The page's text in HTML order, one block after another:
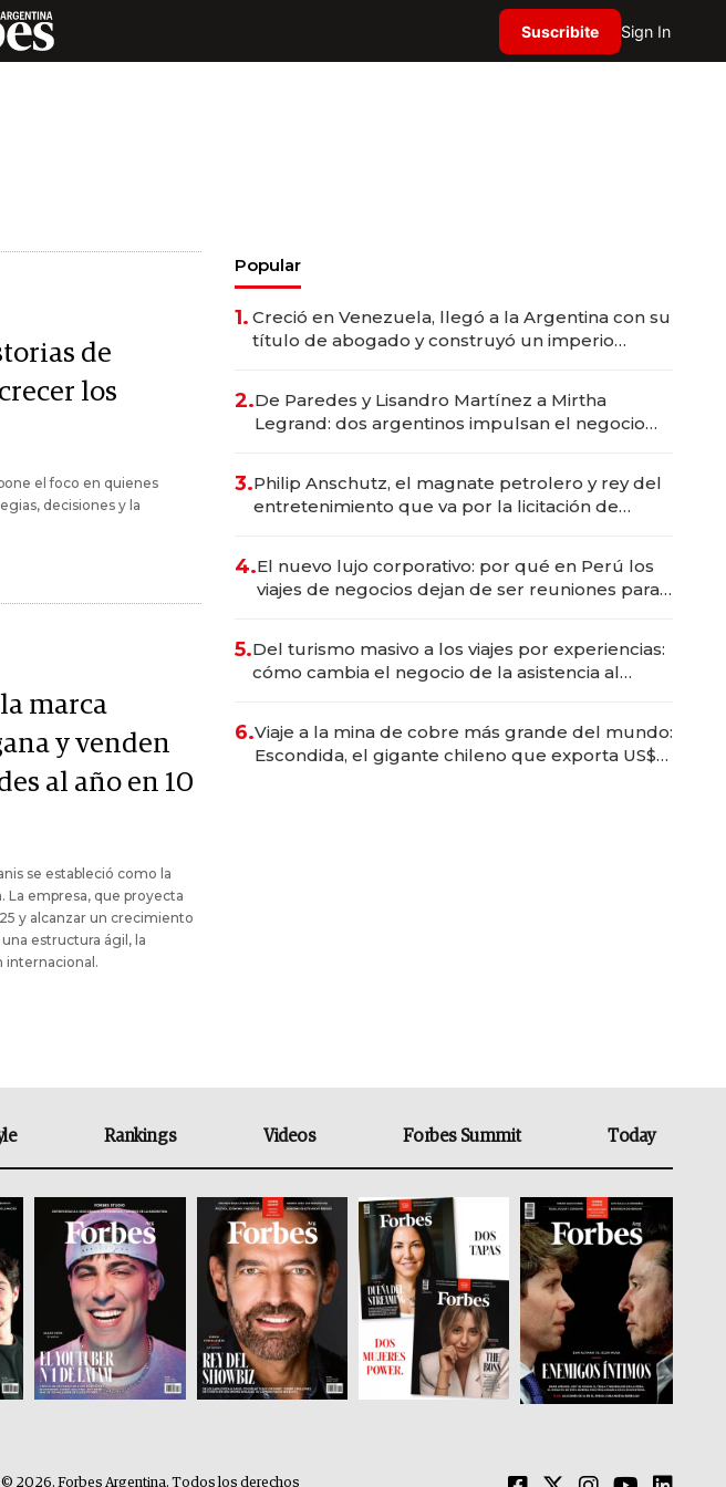
Suscribite Sign In
de
los
el foco en quienes
decisiones y la
marca
y venden
al año en 10
se estableció como la
empresa, que proyecta
y alcanzar un crecimiento
estructura ágil, la
internacional.
Popular
1. Creció en Venezuela, llegó a la Argentina con su
título de abogado y construyó un imperio
2.De Paredes y Lisandro Martínez a Mirtha
Legrand: dos argentinos impulsan el negocio
3.Philip Anschutz, el magnate petrolero y rey del
entretenimiento que va por la licitación de
4.El nuevo lujo corporativo: por qué en Perú los
viajes de negocios dejan de ser reuniones para
5.Del turismo masivo a los viajes por experiencias:
cómo cambia el negocio de la asistencia al
6.Viaje a la mina de cobre más grande del mundo:
Escondida, el gigante chileno que exporta US$
Rankings Videos Forbes Summit Today
© 2026. Forbes Argentina. Todos los derechos